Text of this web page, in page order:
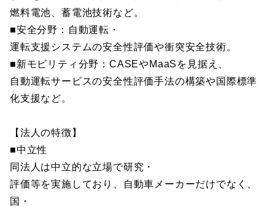
燃料電池、蓄電池技術など。
■安全分野：自動運転・
運転支援システムの安全性評価や衝突安全技術。
■新モビリティ分野：CASEやMaaSを見据え、
自動運転サービスの安全性評価手法の構築や国際標準
化支援など。
【法人の特徴】
■中立性
同法人は中立的な立場で研究・
評価等を実施しており、自動車メーカーだけでなく、
国・